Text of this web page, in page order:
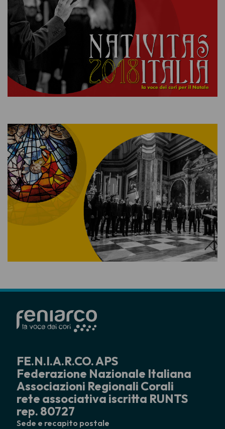
FE.N.I.A.R.CO. APS
Federazione Nazionale Italiana
Associazioni Regionali Corali
rete associativa iscritta RUNTS
rep. 80727
Sede e recapito postale